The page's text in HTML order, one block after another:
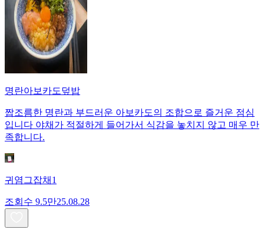
명란아보카도덮밥
짭조름한 명란과 부드러운 아보카도의 조합으로 즐거운 점심
입니다 야채가 적절하게 들어가서 식감을 놓치지 않고 매우 만
족합니다.
귀염그잡채1
조회수 9.5만25.08.28